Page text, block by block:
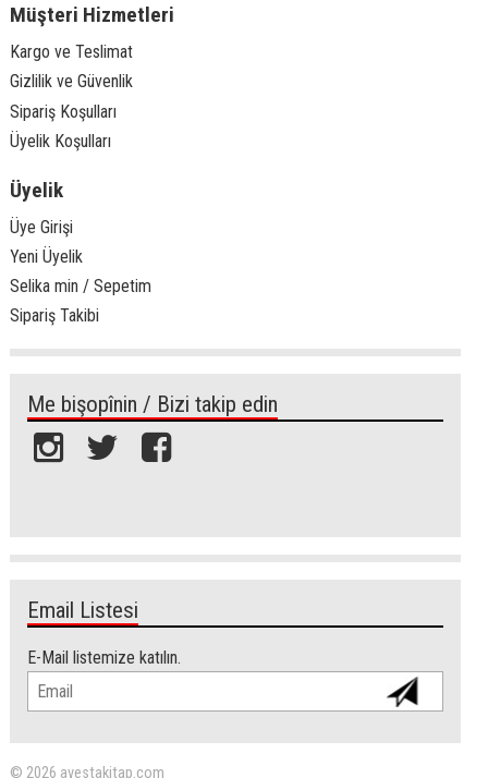
Müşteri Hizmetleri
Kargo ve Teslimat
Gizlilik ve Güvenlik
Sipariş Koşulları
Üyelik Koşulları
Üyelik
Üye Girişi
Yeni Üyelik
Selika min / Sepetim
Sipariş Takibi
Me bişopînin / Bizi takip edin
Email Listesi
E-Mail listemize katılın.
© 2026 avestakitap.com